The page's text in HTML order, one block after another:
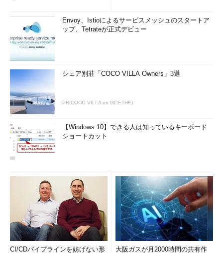
Envoy、Istioによるサービスメッシュのスタートア
ップ、Tetrateが正式デビュー
シェア別荘「COCO VILLA Owners」3選
PR(COCO VILLA on GOETHE)
【Windows 10】できる人は知っているキーボード
ショートカット
CI/CDパイプラインを妨げない形 大阪ガスが月2000時間の共有作